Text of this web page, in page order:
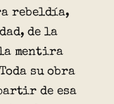
rebeldía,
de la
mentira
su obra
de esa